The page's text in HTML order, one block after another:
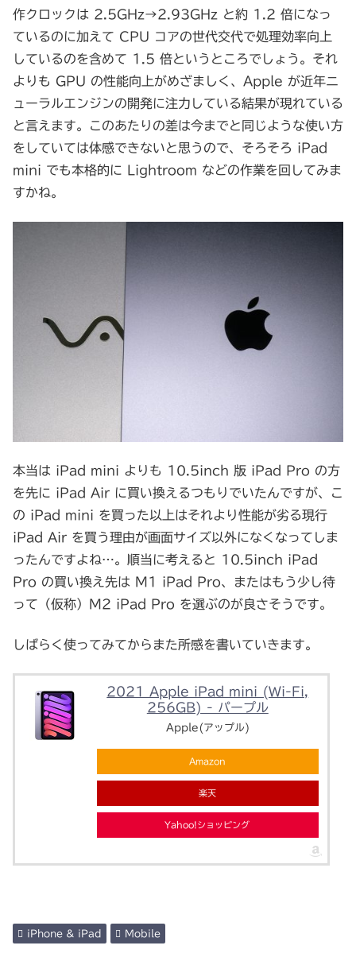
作クロックは 2.5GHz→2.93GHz と約 1.2 倍になっ
ているのに加えて CPU コアの世代交代で処理効率向上
しているのを含めて 1.5 倍というところでしょう。それ
よりも GPU の性能向上がめざましく、Apple が近年ニ
ューラルエンジンの開発に注力している結果が現れている
と言えます。このあたりの差は今までと同じような使い方
をしていては体感できないと思うので、そろそろ iPad
mini でも本格的に Lightroom などの作業を回してみま
すかね。
本当は iPad mini よりも 10.5inch 版 iPad Pro の方
を先に iPad Air に買い換えるつもりでいたんですが、こ
の iPad mini を買った以上はそれより性能が劣る現行
iPad Air を買う理由が画面サイズ以外になくなってしま
ったんですよね…。順当に考えると 10.5inch iPad
Pro の買い換え先は M1 iPad Pro、またはもう少し待
って（仮称）M2 iPad Pro を選ぶのが良さそうです。
しばらく使ってみてからまた所感を書いていきます。
2021 Apple iPad mini (Wi-Fi,
256GB) - パープル
Apple(アップル)
Amazon
楽天
Yahoo!ショッピング
iPhone & iPad Mobile